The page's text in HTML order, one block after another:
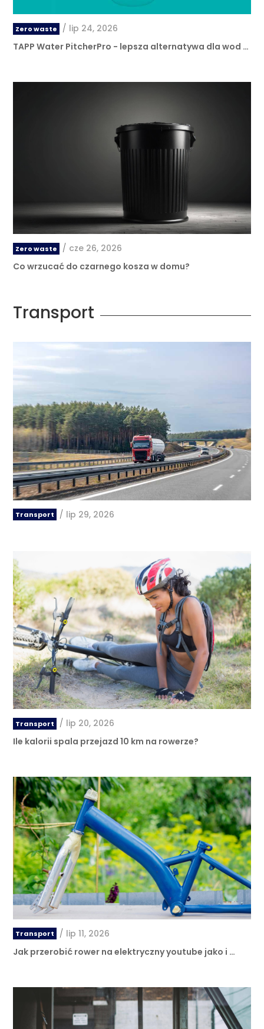
Zero waste / lip 24, 2026
TAPP Water PitcherPro - lepsza alternatywa dla wod …
Zero waste / cze 26, 2026
Co wrzucać do czarnego kosza w domu?
Transport
Transport / lip 29, 2026
Transport / lip 20, 2026
Ile kalorii spala przejazd 10 km na rowerze?
Transport / lip 11, 2026
Jak przerobić rower na elektryczny youtube jako i …